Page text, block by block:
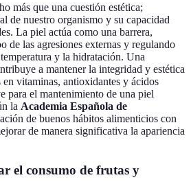
más que una cuestión estética;
de nuestro organismo y su capacidad
La piel actúa como una barrera,
de las agresiones externas y regulando
y la hidratación. Una
a mantener la integridad y estética
vitaminas, antioxidantes y ácidos
para el mantenimiento de una piel
la Academia Española de
de buenos hábitos alimenticios con
de manera significativa la apariencia
el consumo de frutas y